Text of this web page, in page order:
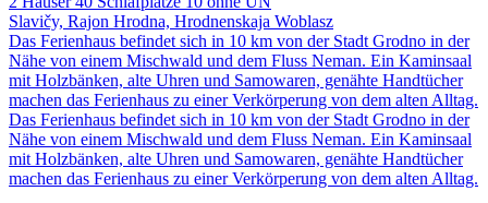
Slavičy, Rajon Hrodna, Hrodnenskaja Woblasz
Das Ferienhaus befindet sich in 10 km von der Stadt Grodno in der
Nähe von einem Mischwald und dem Fluss Neman. Ein Kaminsaal
mit Holzbänken, alte Uhren und Samowaren, genähte Handtücher
machen das Ferienhaus zu einer Verkörperung von dem alten Alltag.
Das Ferienhaus befindet sich in 10 km von der Stadt Grodno in der
Nähe von einem Mischwald und dem Fluss Neman. Ein Kaminsaal
mit Holzbänken, alte Uhren und Samowaren, genähte Handtücher
machen das Ferienhaus zu einer Verkörperung von dem alten Alltag.